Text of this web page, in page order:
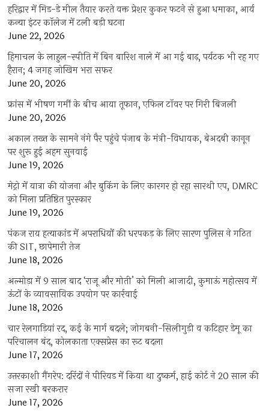
हरिद्वार में मिड-डे मील तैयार करते वक्त प्रेशर कुकर फटने से हुआ धमाका, आर्य
कन्या इंटर कॉलेज में टली बड़ी घटना
June 22, 2026
हिमाचल के लाहुल-स्पीति में बिन बारिश नाले में आ गई बाढ़, पर्यटक भी रह गए
हैरान; 4 जगह जोखिम भरा सफर
June 20, 2026
फ्रांस में भीषण गर्मी के बीच आया तूफान, एफिल टॉवर पर गिरी बिजली
June 20, 2026
अकाल तख्त के सामने नंगे पैर पहुंचे पंजाब के मंत्री-विधायक, बेअदबी कानून
पर शुरू हुई अहम सुनवाई
June 19, 2026
मेट्रो में यात्रा की योजना और बुकिंग के लिए कारगर हो रहा सारथी एप, DMRC
को मिला प्रतिष्ठित पुरस्कार
June 19, 2026
पंकज राय हत्याकांड में अपराधियों की धरपकड़ के लिए सारण पुलिस ने गठित
की SIT, छापेमारी तेज
June 18, 2026
अल्मोड़ा में 9 साल बाद ‘राजू और मोती’ को मिली आजादी, कुमाऊं महोत्सव में
ऊंटों के व्यावसायिक उपयोग पर कार्रवाई
June 18, 2026
चार रेलगाड़ियां रद, कई के मार्ग बदले; जोगबनी-सिलीगुड़ी व कटिहार डेमू का
परिचालन बंद, कोलकाता एक्सप्रेस का रूट बदला
June 17, 2026
उत्तरकाशी गैंगरेप: दरिंदों ने पीरियड में किया था दुष्कर्म, हाई कोर्ट ने 20 साल की
सजा रखी बरकरार
June 17, 2026